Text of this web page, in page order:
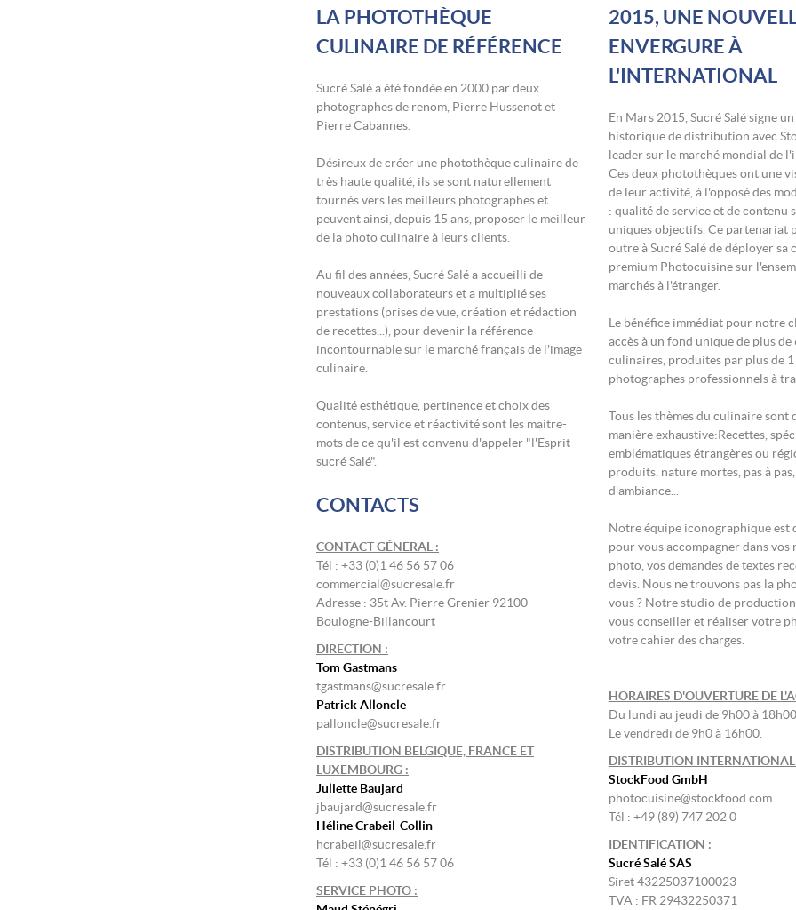
LA PHOTOTHÈQUE
CULINAIRE DE RÉFÉRENCE
Sucré Salé a été fondée en 2000 par deux
photographes de renom, Pierre Hussenot et
Pierre Cabannes.
Désireux de créer une photothèque culinaire de
très haute qualité, ils se sont naturellement
tournés vers les meilleurs photographes et
peuvent ainsi, depuis 15 ans, proposer le meilleur
de la photo culinaire à leurs clients.
Au fil des années, Sucré Salé a accueilli de
nouveaux collaborateurs et a multiplié ses
prestations (prises de vue, création et rédaction
de recettes...), pour devenir la référence
incontournable sur le marché français de l'image
culinaire.
Qualité esthétique, pertinence et choix des
contenus, service et réactivité sont les maitre-
mots de ce qu'il est convenu d'appeler "l'Esprit
sucré Salé".
CONTACTS
CONTACT GÉNERAL :
Tél : +33 (0)1 46 56 57 06
commercial@sucresale.fr
Adresse : 35t Av. Pierre Grenier 92100 –
Boulogne-Billancourt
DIRECTION :
Tom Gastmans
tgastmans@sucresale.fr
Patrick Alloncle
palloncle@sucresale.fr
DISTRIBUTION BELGIQUE, FRANCE ET
LUXEMBOURG :
Juliette Baujard
jbaujard@sucresale.fr
Héline Crabeil-Collin
hcrabeil@sucresale.fr
Tél : +33 (0)1 46 56 57 06
SERVICE PHOTO :
2015, UNE
ENVERGURE À
L'INTERNATIONAL
En Mars 2015, Sucré Salé signe
historique de distribution avec
leader sur le marché mondial de
Ces deux photothèques ont une
de leur activité, à l'opposé des
: qualité de service et de contenu
uniques objectifs. Ce partenariat
outre à Sucré Salé de déployer sa
premium Photocuisine sur
marchés à l'étranger.
Le bénéfice immédiat pour notre
accès à un fond unique de plus
culinaires, produites par plus de
photographes professionnels à
Tous les thèmes du culinaire sont
manière exhaustive:Recettes,
emblématiques étrangères ou
produits, nature mortes, pas à
d'ambiance...
Notre équipe iconographique est
pour vous accompagner dans vos
photo, vos demandes de textes
devis. Nous ne trouvons pas la
vous ? Notre studio de
vous conseiller et réaliser votre
votre cahier des charges.
HORAIRES D'OUVERTURE DE
Du lundi au jeudi de 9h00 à
Le vendredi de 9h0 à 16h00.
DISTRIBUTION
StockFood GmbH
photocuisine@stockfood.com
Tél : +49 (89) 747 202 0
IDENTIFICATION :
Sucré Salé SAS
Siret 43225037100023
TVA : FR 29432250371